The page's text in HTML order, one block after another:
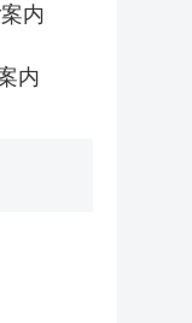
内
内